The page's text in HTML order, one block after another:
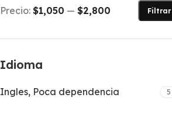
Filtrar
Precio: $1,050 — $2,800
Idioma
Ingles, Poca dependencia 5